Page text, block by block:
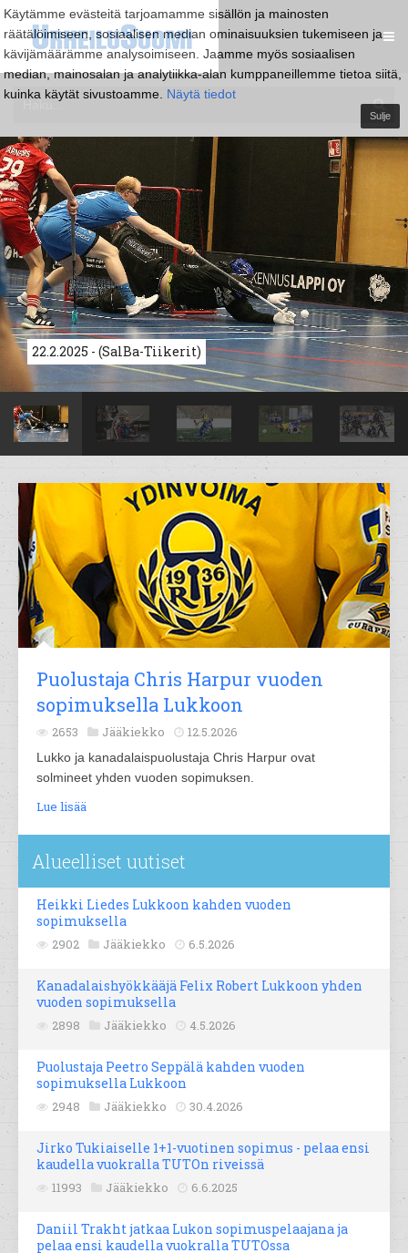
Käytämme evästeitä tarjoamamme sisällön ja mainosten
räätälöimiseen, sosiaalisen median ominaisuuksien tukemiseen ja
kävijämäärämme analysoimiseen. Jaamme myös sosiaalisen
median, mainosalan ja analytiikka-alan kumppaneillemme tietoa siitä,
kuinka käytät sivustoamme. Näytä tiedot
Sulje
22.2.2025 - (SalBa-Tiikerit)
Puolustaja Chris Harpur vuoden
sopimuksella Lukkoon
2653 Jääkiekko 12.5.2026
Lukko ja kanadalaispuolustaja Chris Harpur ovat
solmineet yhden vuoden sopimuksen.
Lue lisää
Alueelliset uutiset
Heikki Liedes Lukkoon kahden vuoden
sopimuksella
2902 Jääkiekko 6.5.2026
Kanadalaishyökkääjä Felix Robert Lukkoon yhden
vuoden sopimuksella
2898 Jääkiekko 4.5.2026
Puolustaja Peetro Seppälä kahden vuoden
sopimuksella Lukkoon
2948 Jääkiekko 30.4.2026
Jirko Tukiaiselle 1+1-vuotinen sopimus - pelaa ensi
kaudella vuokralla TUTOn riveissä
11993 Jääkiekko 6.6.2025
Daniil Trakht jatkaa Lukon sopimuspelaajana ja
pelaa ensi kaudella vuokralla TUTOssa